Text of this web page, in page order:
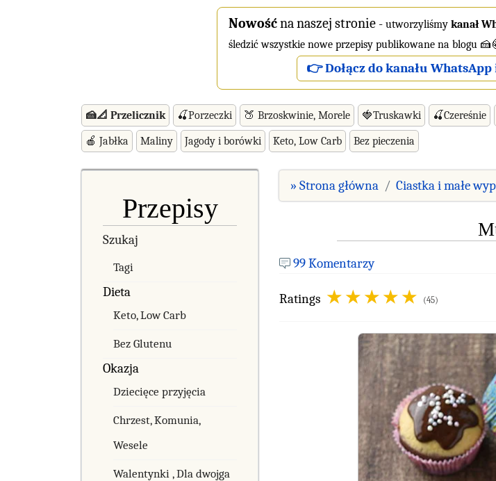
Nowośćna naszej stronie - utworzyliśmy kanał
śledzić wszystkie nowe przepisy publikowane na blogu
👉 Dołącz do kanału
🍰📐 Przelicznik 🍒Porzeczki 🍑 Brzoskwinie, Morele 🍓Truskawki 🍒Czereśnie
🍎 Jabłka Maliny Jagody i borówki Keto, Low Carb Bez pieczenia
Przepisy
Szukaj
Tagi
Dieta
Keto, Low Carb
Bez Glutenu
Okazja
Dziecięce przyjęcia
Chrzest, Komunia,
Wesele
Walentynki , Dla dwojga
» Strona główna Ciastka i małe
99 Komentarzy
Ratings (45)